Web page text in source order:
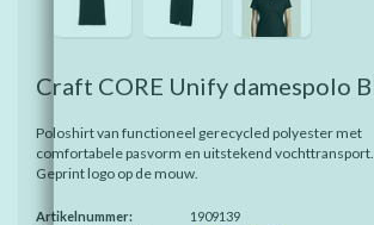
Craft CORE Unify damespolo
Poloshirt van functioneel gerecycled polyester met
comfortabele pasvorm en uitstekend vochttransport.
Geprint logo op de mouw.
Artikelnummer:
1909139